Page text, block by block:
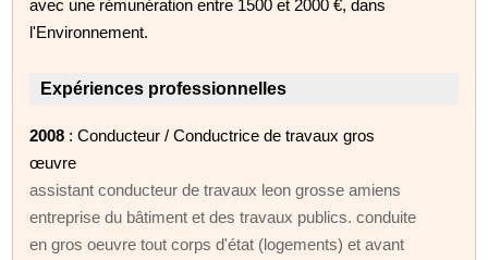
avec une rémunération entre 1500 et 2000 €, dans
l'Environnement.
Expériences professionnelles
2008 : Conducteur / Conductrice de travaux gros
œuvre
assistant conducteur de travaux leon grosse amiens
entreprise du bâtiment et des travaux publics. conduite
en gros oeuvre tout corps d'état (logements) et avant